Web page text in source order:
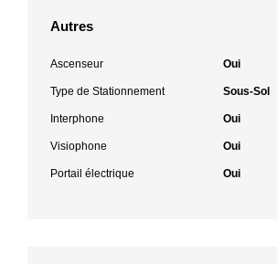
Autres
Ascenseur Oui
Type de Stationnement Sous-Sol
Interphone Oui
Visiophone Oui
Portail électrique Oui